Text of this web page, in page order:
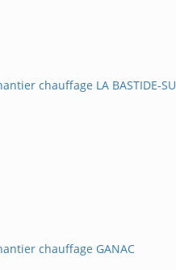
chauffage LA BASTIDE-
chauffage GANAC